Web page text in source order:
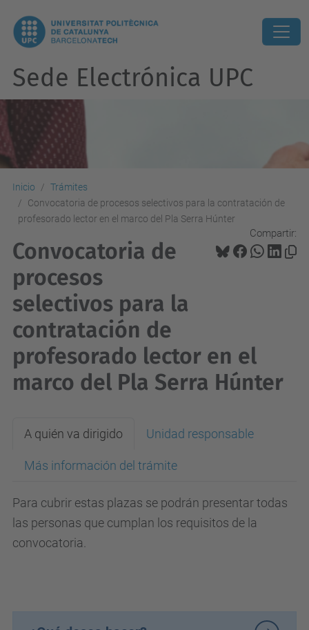
Sede Electrónica UPC
Inicio
Trámites
Convocatoria de procesos selectivos para la contratación de
profesorado lector en el marco del Pla Serra Húnter
Compartir:
Convocatoria de
procesos
selectivos para la
contratación de
profesorado lector en el
marco del Pla Serra Húnter
A quién va dirigido Unidad responsable
Más información del trámite
Para cubrir estas plazas se podrán presentar todas
las personas que cumplan los requisitos de la
convocatoria.